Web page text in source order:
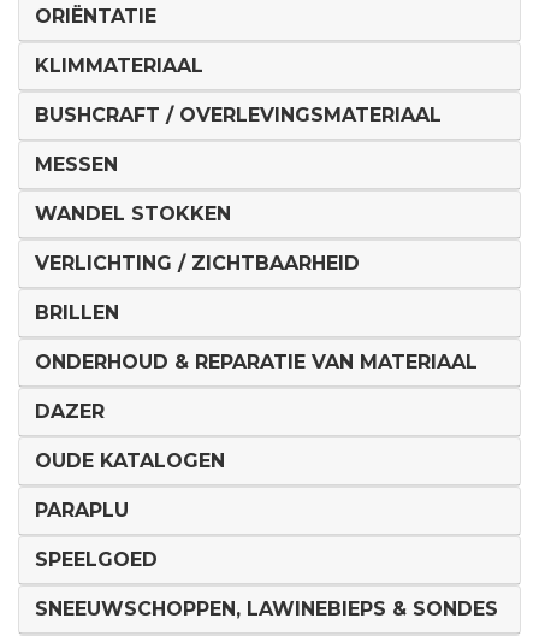
ORIËNTATIE
KLIMMATERIAAL
BUSHCRAFT / OVERLEVINGSMATERIAAL
MESSEN
WANDEL STOKKEN
VERLICHTING / ZICHTBAARHEID
BRILLEN
ONDERHOUD & REPARATIE VAN MATERIAAL
DAZER
OUDE KATALOGEN
PARAPLU
SPEELGOED
SNEEUWSCHOPPEN, LAWINEBIEPS & SONDES